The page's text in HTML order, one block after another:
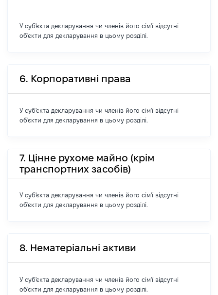
У суб'єкта декларування чи членів його сім'ї відсутні
об'єкти для декларування в цьому розділі.
6. Корпоративні права
У суб'єкта декларування чи членів його сім'ї відсутні
об'єкти для декларування в цьому розділі.
7. Цінне рухоме майно (крім
транспортних засобів)
У суб'єкта декларування чи членів його сім'ї відсутні
об'єкти для декларування в цьому розділі.
8. Нематеріальні активи
У суб'єкта декларування чи членів його сім'ї відсутні
об'єкти для декларування в цьому розділі.